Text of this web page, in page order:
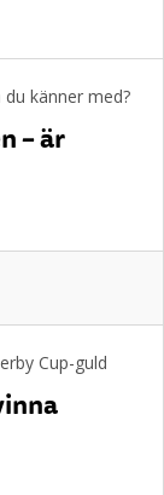
– är